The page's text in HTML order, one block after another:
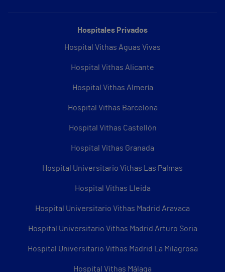
Hospitales Privados
Hospital Vithas Aguas Vivas
Hospital Vithas Alicante
Hospital Vithas Almería
Hospital Vithas Barcelona
Hospital Vithas Castellón
Hospital Vithas Granada
Hospital Universitario Vithas Las Palmas
Hospital Vithas Lleida
Hospital Universitario Vithas Madrid Aravaca
Hospital Universitario Vithas Madrid Arturo Soria
Hospital Universitario Vithas Madrid La Milagrosa
Hospital Vithas Málaga